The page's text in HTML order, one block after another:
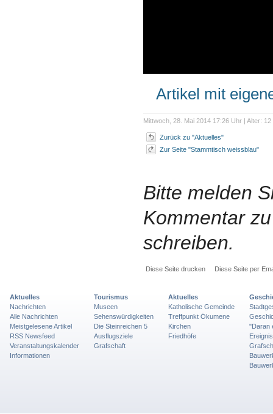
Artikel mit
Mittwoch, 28. Mai 2014 17:26 Uhr | Alter:
Zurück zu "Aktuelles"
Zur Seite "Stammtisch weissblau"
Bitte melden
Kommentar
schreiben.
Diese Seite drucken Diese Seite per
Aktuelles
Nachrichten
Alle Nachrichten
Meistgelesene Artikel
RSS Newsfeed
Veranstaltungskalender
Informationen
Tourismus
Museen
Sehenswürdigkeiten
Die Steinreichen 5
Ausflugsziele
Grafschaft
Aktuelles
Katholische Gemeinde
Treffpunkt Ökumene
Kirchen
Friedhöfe
"Daran